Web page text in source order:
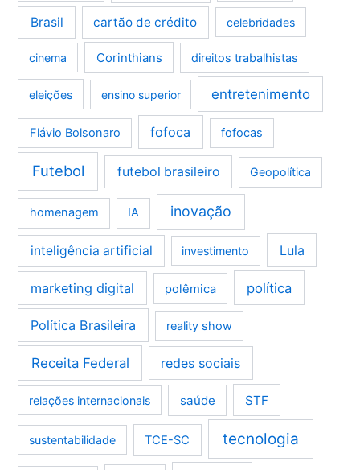
Brasil cartão de crédito celebridades
cinema Corinthians direitos trabalhistas
eleições ensino superior entretenimento
Flávio Bolsonaro fofoca fofocas
Futebol futebol brasileiro Geopolítica
homenagem IA inovação
inteligência artificial investimento Lula
marketing digital polêmica política
Política Brasileira reality show
Receita Federal redes sociais
relações internacionais saúde STF
sustentabilidade TCE-SC tecnologia